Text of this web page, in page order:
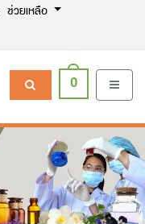
ช่วยเหลือ
0